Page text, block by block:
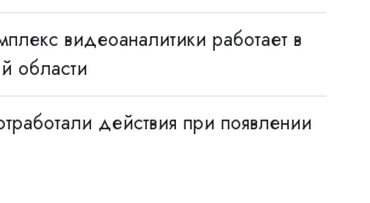
видеоаналитики работает в
области
действия при появлении